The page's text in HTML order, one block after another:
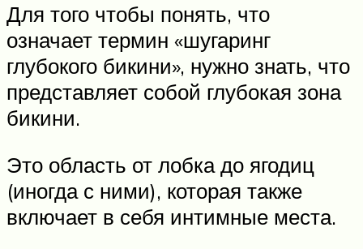
Для того чтобы понять, что
означает термин «шугаринг
глубокого бикини», нужно знать, что
представляет собой глубокая зона
бикини.
Это область от лобка до ягодиц
(иногда с ними), которая также
включает в себя интимные места.